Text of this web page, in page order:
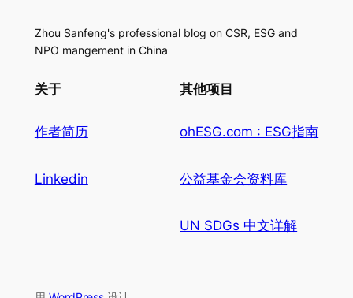
Zhou Sanfeng's professional blog on CSR, ESG and
NPO mangement in China
关于
作者简历
Linkedin
其他项目
ohESG.com : ESG指南
公益基金会资料库
UN SDGs 中文详解